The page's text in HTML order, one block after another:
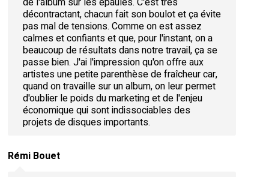
décontractant, chacun fait son boulot et ça évite
pas mal de tensions. Comme on est assez
calmes et confiants et que, pour l'instant, on a
beaucoup de résultats dans notre travail, ça se
passe bien. J'ai l'impression qu'on offre aux
artistes une petite parenthèse de fraîcheur car,
quand on travaille sur un album, on leur permet
d'oublier le poids du marketing et de l'enjeu
économique qui sont indissociables des
projets de disques importants.
Rémi Bouet